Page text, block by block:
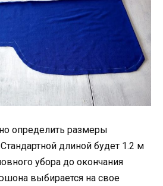
определить размеры
длиной будет 1.2 м
убора до окончания
выбирается на свое